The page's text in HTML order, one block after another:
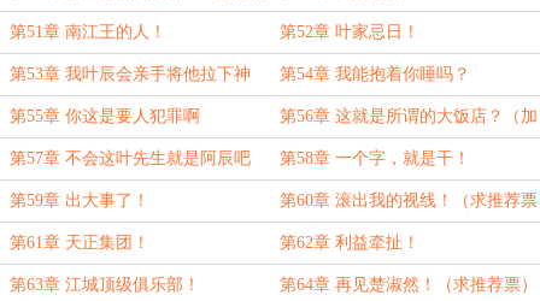
票！）
第51章 南江王的人！ 第52章 叶家忌日！
第53章 我叶辰会亲手将他拉下神
坛！
第54章 我能抱着你睡吗？
第55章 你这是要人犯罪啊 第56章 这就是所谓的大饭店？（加
更）
第57章 不会这叶先生就是阿辰吧 第58章 一个字，就是干！
第59章 出大事了！ 第60章 滚出我的视线！（求推荐票
呀~）
第61章 天正集团！ 第62章 利益牵扯！
第63章 江城顶级俱乐部！ 第64章 再见楚淑然！（求推荐票）